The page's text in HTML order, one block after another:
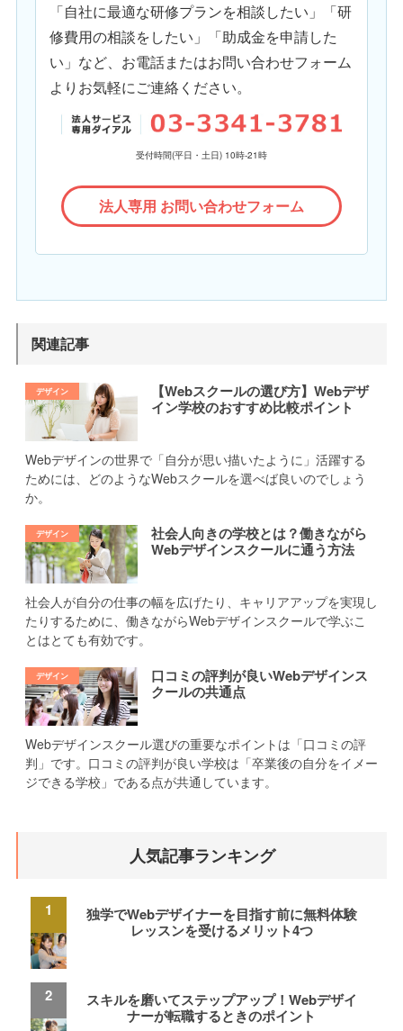
「自社に最適な研修プランを相談したい」「研
修費用の相談をしたい」「助成金を申請した
い」など、お電話またはお問い合わせフォーム
よりお気軽にご連絡ください。
受付時間(平日・土日) 10時-21時
法人専用 お問い合わせフォーム
関連記事
【Webスクールの選び方】Webデザ
イン学校のおすすめ比較ポイント
Webデザインの世界で「自分が思い描いたように」活躍する
ためには、どのようなWebスクールを選べば良いのでしょう
か。
社会人向きの学校とは？働きながら
Webデザインスクールに通う方法
社会人が自分の仕事の幅を広げたり、キャリアアップを実現し
たりするために、働きながらWebデザインスクールで学ぶこ
とはとても有効です。
口コミの評判が良いWebデザインス
クールの共通点
Webデザインスクール選びの重要なポイントは「口コミの評
判」です。口コミの評判が良い学校は「卒業後の自分をイメー
ジできる学校」である点が共通しています。
人気記事ランキング
独学でWebデザイナーを目指す前に無料体験
レッスンを受けるメリット4つ
スキルを磨いてステップアップ！Webデザイ
ナーが転職するときのポイント